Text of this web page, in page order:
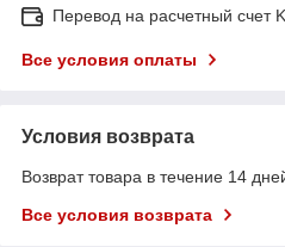
Перевод на расчетный счет
Все условия оплаты
Условия возврата
Возврат товара в течение 14
Все условия возврата